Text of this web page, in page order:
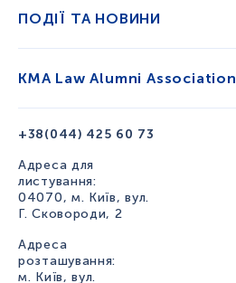
+38(044) 425 60 73
Адреса для
листування:
04070, м. Київ, вул.
Г. Сковороди, 2
Адреса
розташування:
м. Київ, вул.
ПОДІЇ ТА НОВИНИ
KMA Law Alumni Association